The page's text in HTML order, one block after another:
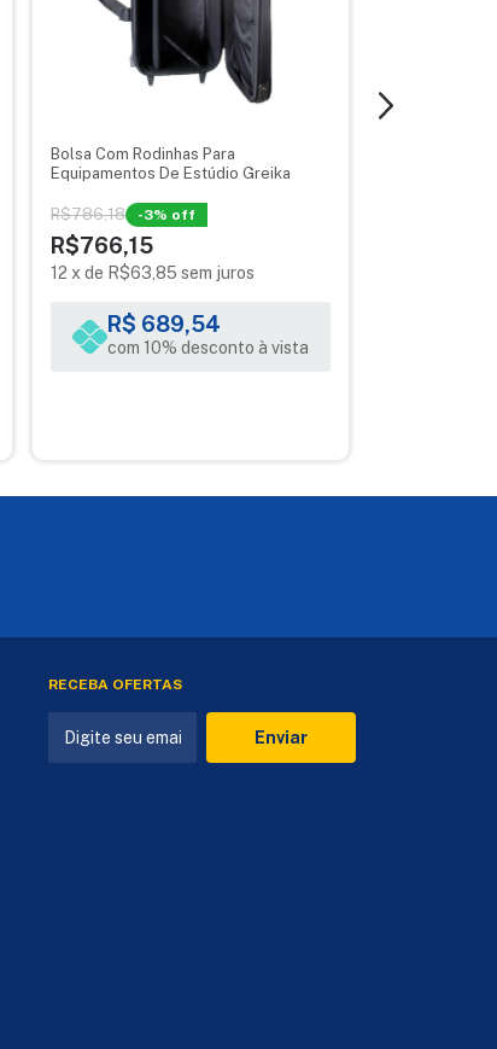
Bolsa Com Rodinhas Para
Equipamentos De Estúdio Greika
R$786,18 -3% off
R$766,15
12 xde R$63,85 sem juros
R$ 689,54
com 10% desconto à vista
RECEBA OFERTAS